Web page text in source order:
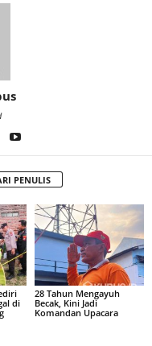
PENULIS
di
28 Tahun Mengayuh
Becak, Kini Jadi
Komandan Upacara